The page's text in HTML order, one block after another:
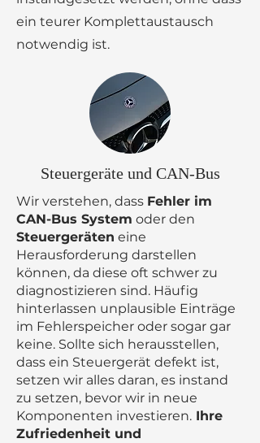
ein teurer Komplettaustausch
notwendig ist.
Steuergeräte und CAN-Bus
Wir verstehen, dass Fehler im
CAN-Bus System oder den
Steuergeräten eine
Herausforderung darstellen
können, da diese oft schwer zu
diagnostizieren sind. Häufig
hinterlassen unplausible Einträge
im Fehlerspeicher oder sogar gar
keine. Sollte sich herausstellen,
dass ein Steuergerät defekt ist,
setzen wir alles daran, es instand
zu setzen, bevor wir in neue
Komponenten investieren. Ihre
Zufriedenheit und